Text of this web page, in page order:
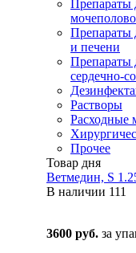
Препараты
Препараты
и печени
Препараты
сердечно-
Растворы
Расходные
Прочее
Товар дня
Ветмедин, S
В наличии 111
3600 руб. за